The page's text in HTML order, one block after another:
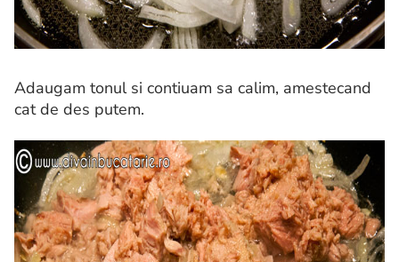
Adaugam tonul si contiuam sa calim, amestecand
cat de des putem.